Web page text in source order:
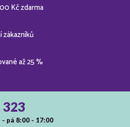
Kč zdarma
až 25 %
323
- pá 8:00 - 17:00